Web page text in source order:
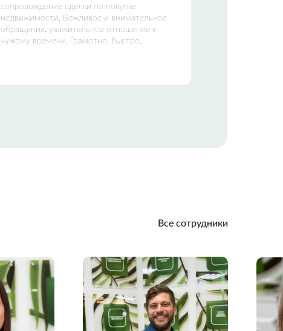
сопровождение сделки по покупке
недвижимости. Вежливое и внимательное
обращение, уважительное отношение к
чужому времени. Грамотно, быстро.
Все сотрудники